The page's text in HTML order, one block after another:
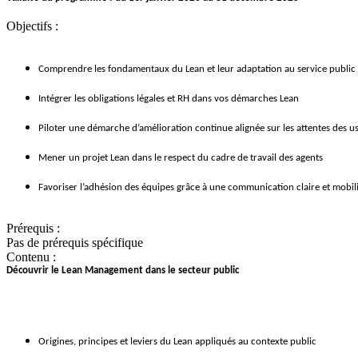
Objectifs :
Comprendre les fondamentaux du Lean et leur adaptation au service public
Intégrer les obligations légales et RH dans vos démarches Lean
Piloter une démarche d’amélioration continue alignée sur les attentes des
Mener un projet Lean dans le respect du cadre de travail des agents
Favoriser l’adhésion des équipes grâce à une communication claire et
Prérequis :
Pas de prérequis spécifique
Contenu :
Découvrir le Lean Management dans le secteur public
Origines, principes et leviers du Lean appliqués au contexte public